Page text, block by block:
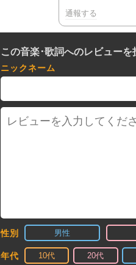
通報する
この音楽･歌詞へのレビューを
ニックネーム
性別 男性
年代 10代 20代